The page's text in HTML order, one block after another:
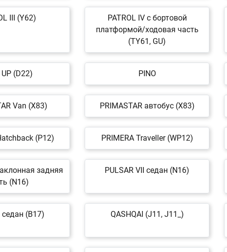
III (Y62)
PATROL IV c бортовой
платформой/ходовая часть
(TY61, GU)
UP (D22) PINO
Van (X83) PRIMASTAR автобус (X83)
(P12) PRIMERA Traveller (WP12)
задняя
(N16)
PULSAR VII седан (N16)
седан (B17) QASHQAI (J11, J11_)